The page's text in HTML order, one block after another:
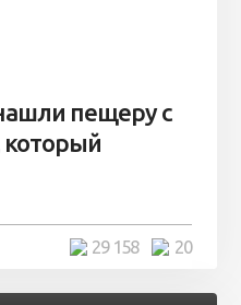
пещеру с
20
29 158